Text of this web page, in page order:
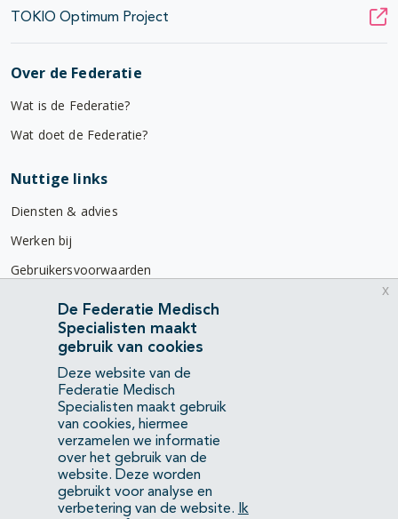
TOKIO Optimum Project
Over de Federatie
Wat is de Federatie?
Wat doet de Federatie?
Nuttige links
Diensten & advies
Werken bij
Gebruikersvoorwaarden
Privacyverklaring
Contact
Mercatorlaan 1200
3528 BL Utrecht
(088) 505 34 34
info@richtlijnendatabase.nl
YouTubeLinkedIn
De Federatie Medisch
Specialisten maakt
gebruik van cookies
Deze website van de
Federatie Medisch
Specialisten maakt gebruik
van cookies, hiermee
verzamelen we informatie
over het gebruik van de
website. Deze worden
gebruikt voor analyse en
verbetering van de website.
Ik
x